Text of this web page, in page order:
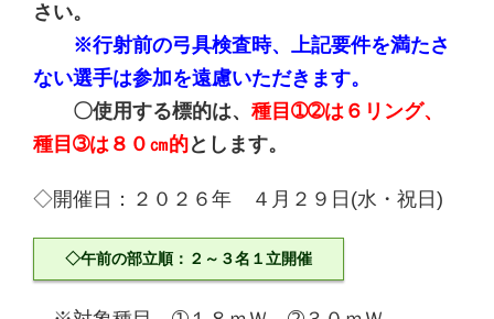
さい。
※行射前の弓具検査時、上記要件を満たさ
ない選手は参加を遠慮いただきます。
〇使用する標的は、 種目➀➁は６リング、
種目➂は８０㎝的とします。
◇開催日：２０２６年 ４月２９日(水・祝日)
◇午前の部立順：２～３名１立開催